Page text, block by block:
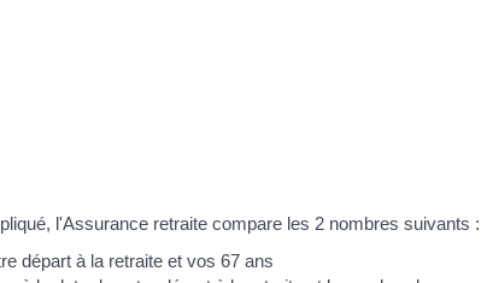
l'Assurance retraite compare les 2 nombres suivants :
départ à la retraite et vos 67 ans